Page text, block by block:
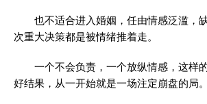
也不适合进入婚姻，任由情感泛滥，
次重大决策都是被情绪推着走。
一个不会负责，一个放纵情感，这样
好结果，从一开始就是一场注定崩盘的局。